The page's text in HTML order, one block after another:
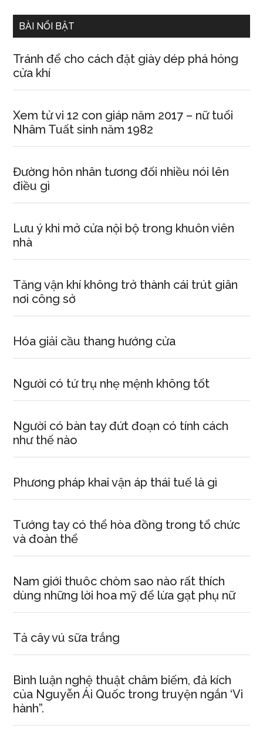
của
về
BÀI NỔI BẬT
Tránh để cho cách đặt giày dép phá hỏng
cửa khí
Xem tử vi 12 con giáp năm 2017 – nữ tuổi
Nhâm Tuất sinh năm 1982
Đường hôn nhân tương đối nhiều nói lên
điều gì
Lưu ý khi mở cửa nội bộ trong khuôn viên
nhà
Tăng vận khí không trở thành cái trút giân
nơi công sở
Hóa giải cầu thang hướng cửa
Người có tứ trụ nhẹ mệnh không tốt
Người có bàn tay đứt đoạn có tính cách
như thế nào
Phương pháp khai vận áp thái tuế là gì
Tướng tay có thể hòa đồng trong tổ chức
và đoàn thể
Nam giới thuôc chòm sao nào rất thích
dùng những lời hoa mỹ để lừa gạt phụ nữ
Tả cây vú sữa trắng
Bình luận nghệ thuật châm biếm, đả kích
của Nguyễn Ái Quốc trong truyện ngắn ‘Vi
hành”.